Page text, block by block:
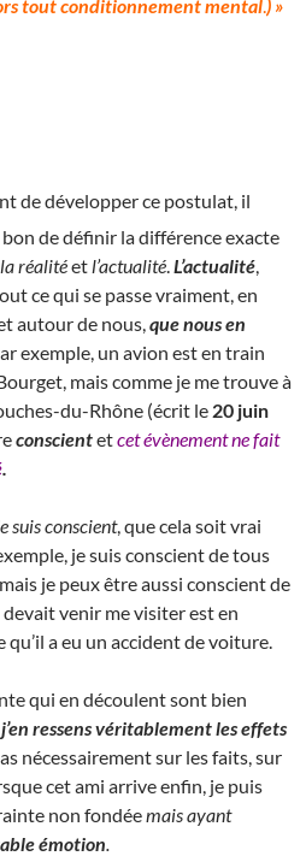
tout conditionnement mental ) »
de développer ce postulat, il
de définir la différence exacte
laréalitéet l’actualité L’actualité
ce qui se passe vraiment, en
autour de nous, que nous en
exemple, un avion est en train
mais comme je me trouve à
du-Rhône (écrit le 20 juin
conscientetcet évènement ne fait
suis conscient, que cela soit vrai
je suis conscient de tous
je peux être aussi conscient de
venir me visiter est en
a eu un accident de voiture.
qui en découlent sont bien
j’en ressens véritablement les effets
nécessairement sur les faits, sur
cet ami arrive enfin, je puis
non fondéemais ayant
émotion